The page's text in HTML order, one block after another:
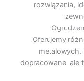
rozwiązania,
Oferujemy
metalowych,
dopracowane, ale